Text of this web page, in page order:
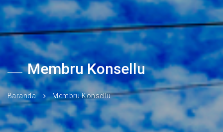
Membru Konsellu
Baranda Membru Konsellu